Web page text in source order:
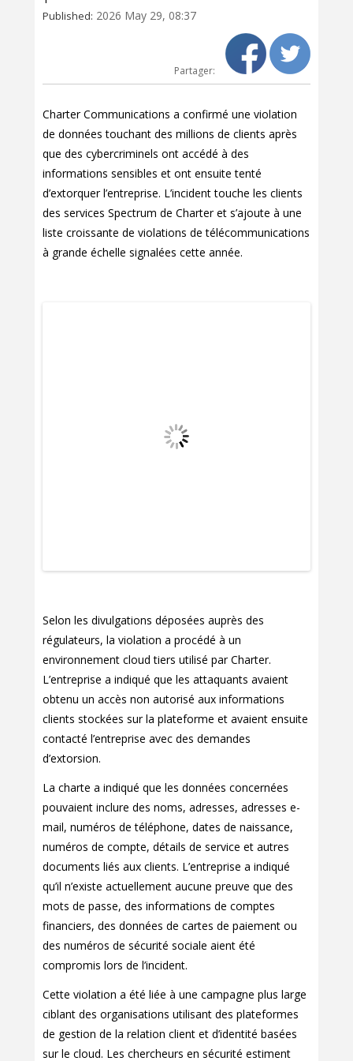
Published: 2026 May 29, 08:37
Partager:
Charter Communications a confirmé une violation
de données touchant des millions de clients après
que des cybercriminels ont accédé à des
informations sensibles et ont ensuite tenté
d’extorquer l’entreprise. L’incident touche les clients
des services Spectrum de Charter et s’ajoute à une
liste croissante de violations de télécommunications
à grande échelle signalées cette année.
Selon les divulgations déposées auprès des
régulateurs, la violation a procédé à un
environnement cloud tiers utilisé par Charter.
L’entreprise a indiqué que les attaquants avaient
obtenu un accès non autorisé aux informations
clients stockées sur la plateforme et avaient ensuite
contacté l’entreprise avec des demandes
d’extorsion.
La charte a indiqué que les données concernées
pouvaient inclure des noms, adresses, adresses e-
mail, numéros de téléphone, dates de naissance,
numéros de compte, détails de service et autres
documents liés aux clients. L’entreprise a indiqué
qu’il n’existe actuellement aucune preuve que des
mots de passe, des informations de comptes
financiers, des données de cartes de paiement ou
des numéros de sécurité sociale aient été
compromis lors de l’incident.
Cette violation a été liée à une campagne plus large
ciblant des organisations utilisant des plateformes
de gestion de la relation client et d’identité basées
sur le cloud. Les chercheurs en sécurité estiment